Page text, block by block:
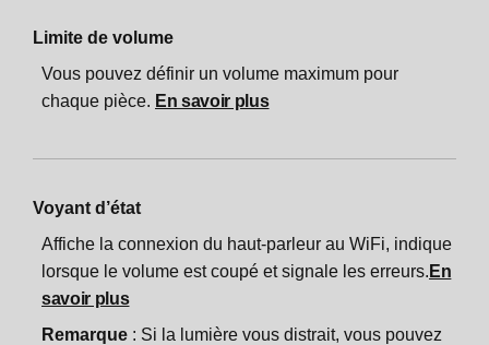
Limite de volume
Vous pouvez définir un volume maximum pour
chaque pièce. En savoir plus
Voyant d’état
Affiche la connexion du haut-parleur au WiFi, indique
lorsque le volume est coupé et signale les erreurs. En
savoir plus
Remarque : Si la lumière vous distrait, vous pouvez